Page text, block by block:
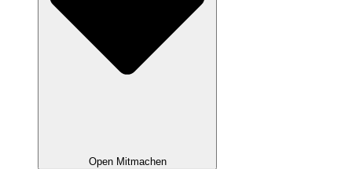
Open Mitmachen